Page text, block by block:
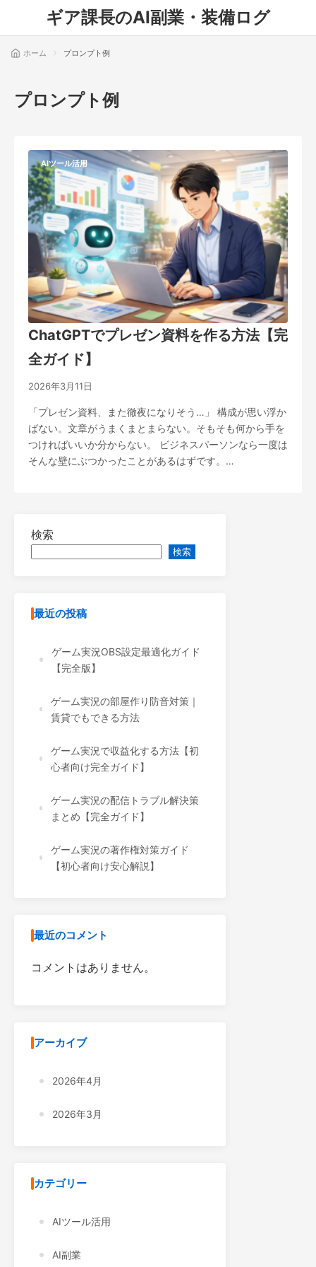
ギア課長のAI副業・装備ログ
ホーム プロンプト例
プロンプト例
AIツール活用
ChatGPTでプレゼン資料を作る方法【完
全ガイド】
2026年3月11日
「プレゼン資料、また徹夜になりそう…」 構成が思い浮か
ばない。文章がうまくまとまらない。そもそも何から手を
つければいいか分からない。 ビジネスパーソンなら一度は
そんな壁にぶつかったことがあるはずです。…
検索
検索
最近の投稿
ゲーム実況OBS設定最適化ガイド
【完全版】
ゲーム実況の部屋作り防音対策｜
賃貸でもできる方法
ゲーム実況で収益化する方法【初
心者向け完全ガイド】
ゲーム実況の配信トラブル解決策
まとめ【完全ガイド】
ゲーム実況の著作権対策ガイド
【初心者向け安心解説】
最近のコメント
コメントはありません。
アーカイブ
2026年4月
2026年3月
カテゴリー
AIツール活用
AI副業